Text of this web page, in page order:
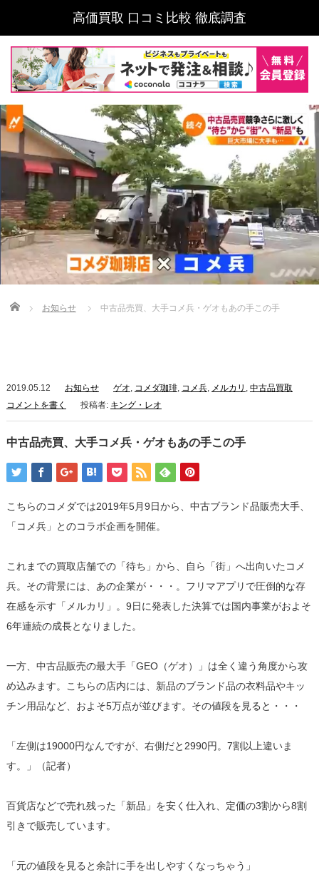
高価買取 口コミ比較 徹底調査
Home お知らせ 中古品売買、大手コメ兵・ゲオもあの手この手
2019.05.12 お知らせ ゲオ, コメダ珈琲, コメ兵, メルカリ , 中古品買取
コメントを書く
投稿者: キング・レオ
中古品売買、大手コメ兵・ゲオもあの手この手
こちらのコメダでは2019年5月9日から、中古ブランド品販売大手、
「コメ兵」とのコラボ企画を開催。
これまでの買取店舗での「待ち」から、自ら「街」へ出向いたコメ
兵。その背景には、あの企業が・・・。フリマアプリで圧倒的な存
在感を示す「メルカリ」。9日に発表した決算では国内事業がおよそ
6年連続の成長となりました。
一方、中古品販売の最大手「GEO（ゲオ）」は全く違う角度から攻
め込みます。こちらの店内には、新品のブランド品の衣料品やキッ
チン用品など、およそ5万点が並びます。その値段を見ると・・・
「左側は19000円なんですが、右側だと2990円。7割以上違いま
す。」（記者）
百貨店などで売れ残った「新品」を安く仕入れ、定価の3割から8割
引きで販売しています。
「元の値段を見ると余計に手を出しやすくなっちゃう」